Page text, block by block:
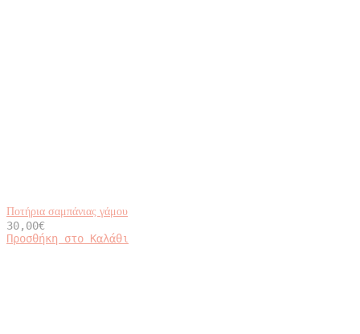
Ποτήρια σαμπάνιας γάμου
30,00€
Προσθήκη στο Καλάθι